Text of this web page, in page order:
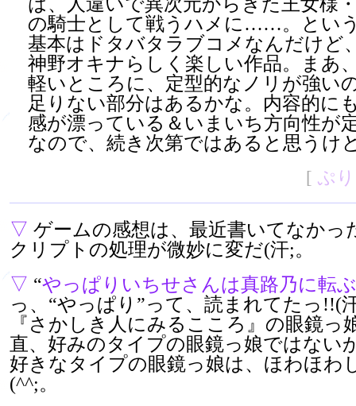
の騎士として戦うハメに……。とい
基本はドタバタラブコメなんだけど
神野オキナらしく楽しい作品。まあ
軽いところに、定型的なノリが強い
足りない部分はあるかな。内容的に
感が漂っている＆いまいち方向性が
なので、続き次第ではあると思うけ
[ ぷ
▽ ゲームの感想は、最近書いてなかっ
クリプトの処理が微妙に変だ(汗;。
▽ “やっぱりいちせさんは真路乃に転
っ、“やっぱり”って、読まれてたっ
『さかしき人にみるこころ』の眼鏡っ
直、好みのタイプの眼鏡っ娘ではない
好きなタイプの眼鏡っ娘は、ほわほわ
(^^;。